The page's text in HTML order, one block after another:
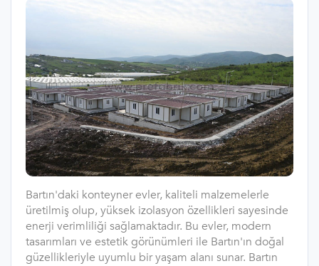
Bartın'daki konteyner evler, kaliteli malzemelerle
üretilmiş olup, yüksek izolasyon özellikleri sayesinde
enerji verimliliği sağlamaktadır. Bu evler, modern
tasarımları ve estetik görünümleri ile Bartın'ın doğal
güzellikleriyle uyumlu bir yaşam alanı sunar. Bartın